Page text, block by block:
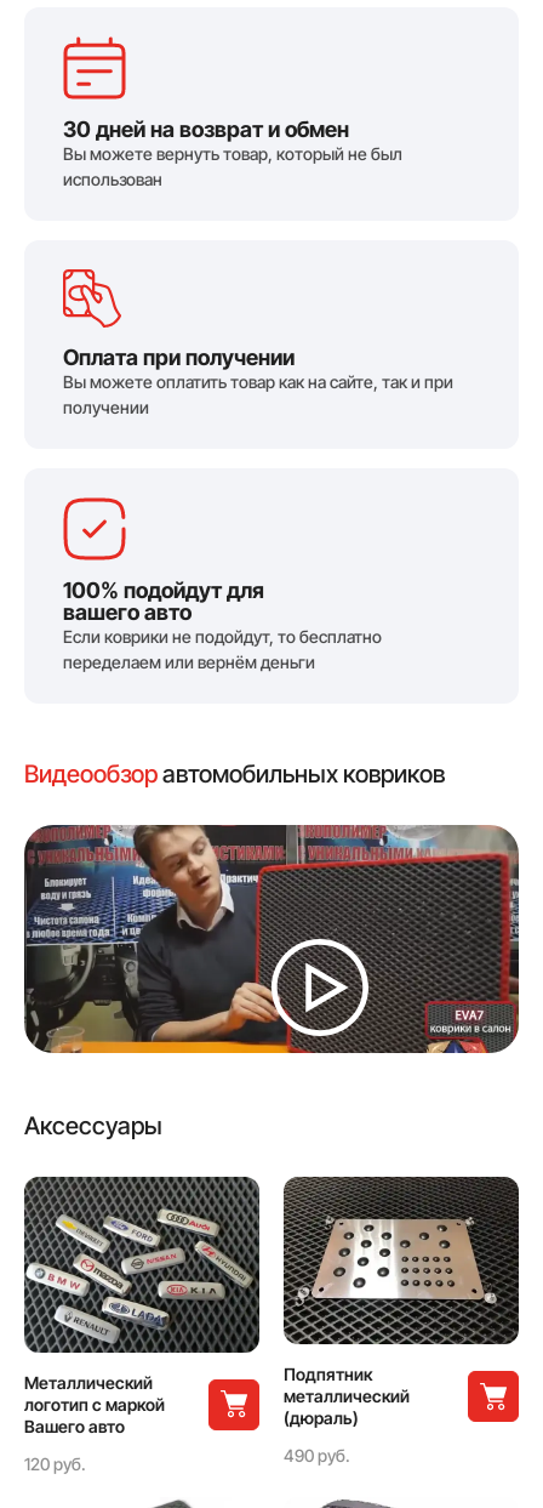
Видеообзоравтомобильных ковриков
30 дней на возврат и обмен
Вы можете вернуть товар, который не был
использован
Оплата при получении
Вы можете оплатить товар как на сайте, так и при
получении
100% подойдут для
вашего авто
Если коврики не подойдут, то бесплатно
переделаем или вернём деньги
Аксессуары
Металлический
логотип с маркой
Вашего авто
120 руб.
Подпятник
металлический
(дюраль)
490 руб.